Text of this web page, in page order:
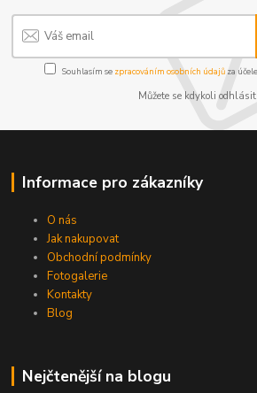
Souhlasím se zpracováním osobních údajůza
Můžete se kdykoli odhlásit.
Informace pro zákazníky
O nás
Jak nakupovat
Obchodní podmínky
Fotogalerie
Kontakty
Blog
Nejčtenější na blogu